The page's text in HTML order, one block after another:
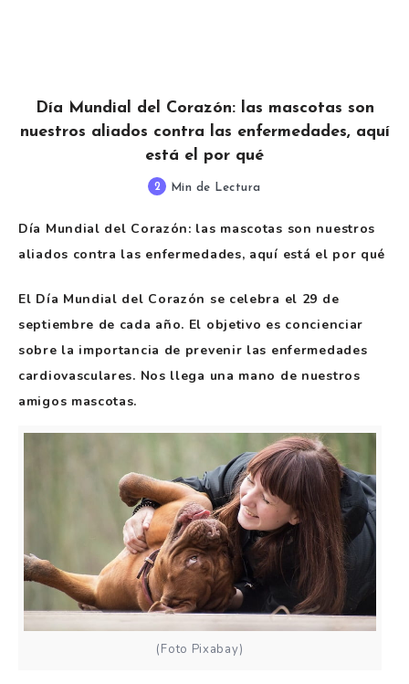
Día Mundial del Corazón: las mascotas son
nuestros aliados contra las enfermedades, aquí
está el por qué
2 Min de Lectura
Día Mundial del Corazón: las mascotas son nuestros
aliados contra las enfermedades, aquí está el por qué
El Día Mundial del Corazón se celebra el 29 de
septiembre de cada año. El objetivo es concienciar
sobre la importancia de prevenir las enfermedades
cardiovasculares. Nos llega una mano de nuestros
amigos mascotas.
(Foto Pixabay)